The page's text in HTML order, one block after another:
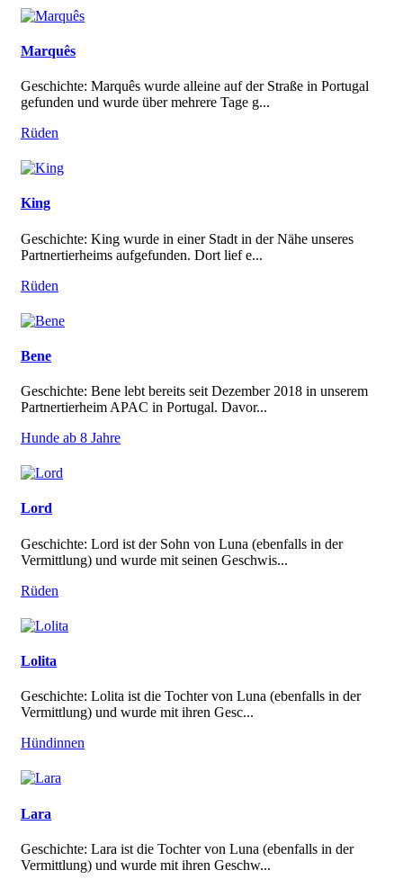
Marquês
Geschichte: Marquês wurde alleine auf der Straße in Portugal
gefunden und wurde über mehrere Tage g...
Rüden
King
Geschichte: King wurde in einer Stadt in der Nähe unseres
Partnertierheims aufgefunden. Dort lief e...
Rüden
Bene
Geschichte: Bene lebt bereits seit Dezember 2018 in unserem
Partnertierheim APAC in Portugal. Davor...
Hunde ab 8 Jahre
Lord
Geschichte: Lord ist der Sohn von Luna (ebenfalls in der
Vermittlung) und wurde mit seinen Geschwis...
Rüden
Lolita
Geschichte: Lolita ist die Tochter von Luna (ebenfalls in der
Vermittlung) und wurde mit ihren Gesc...
Hündinnen
Lara
Geschichte: Lara ist die Tochter von Luna (ebenfalls in der
Vermittlung) und wurde mit ihren Geschw...